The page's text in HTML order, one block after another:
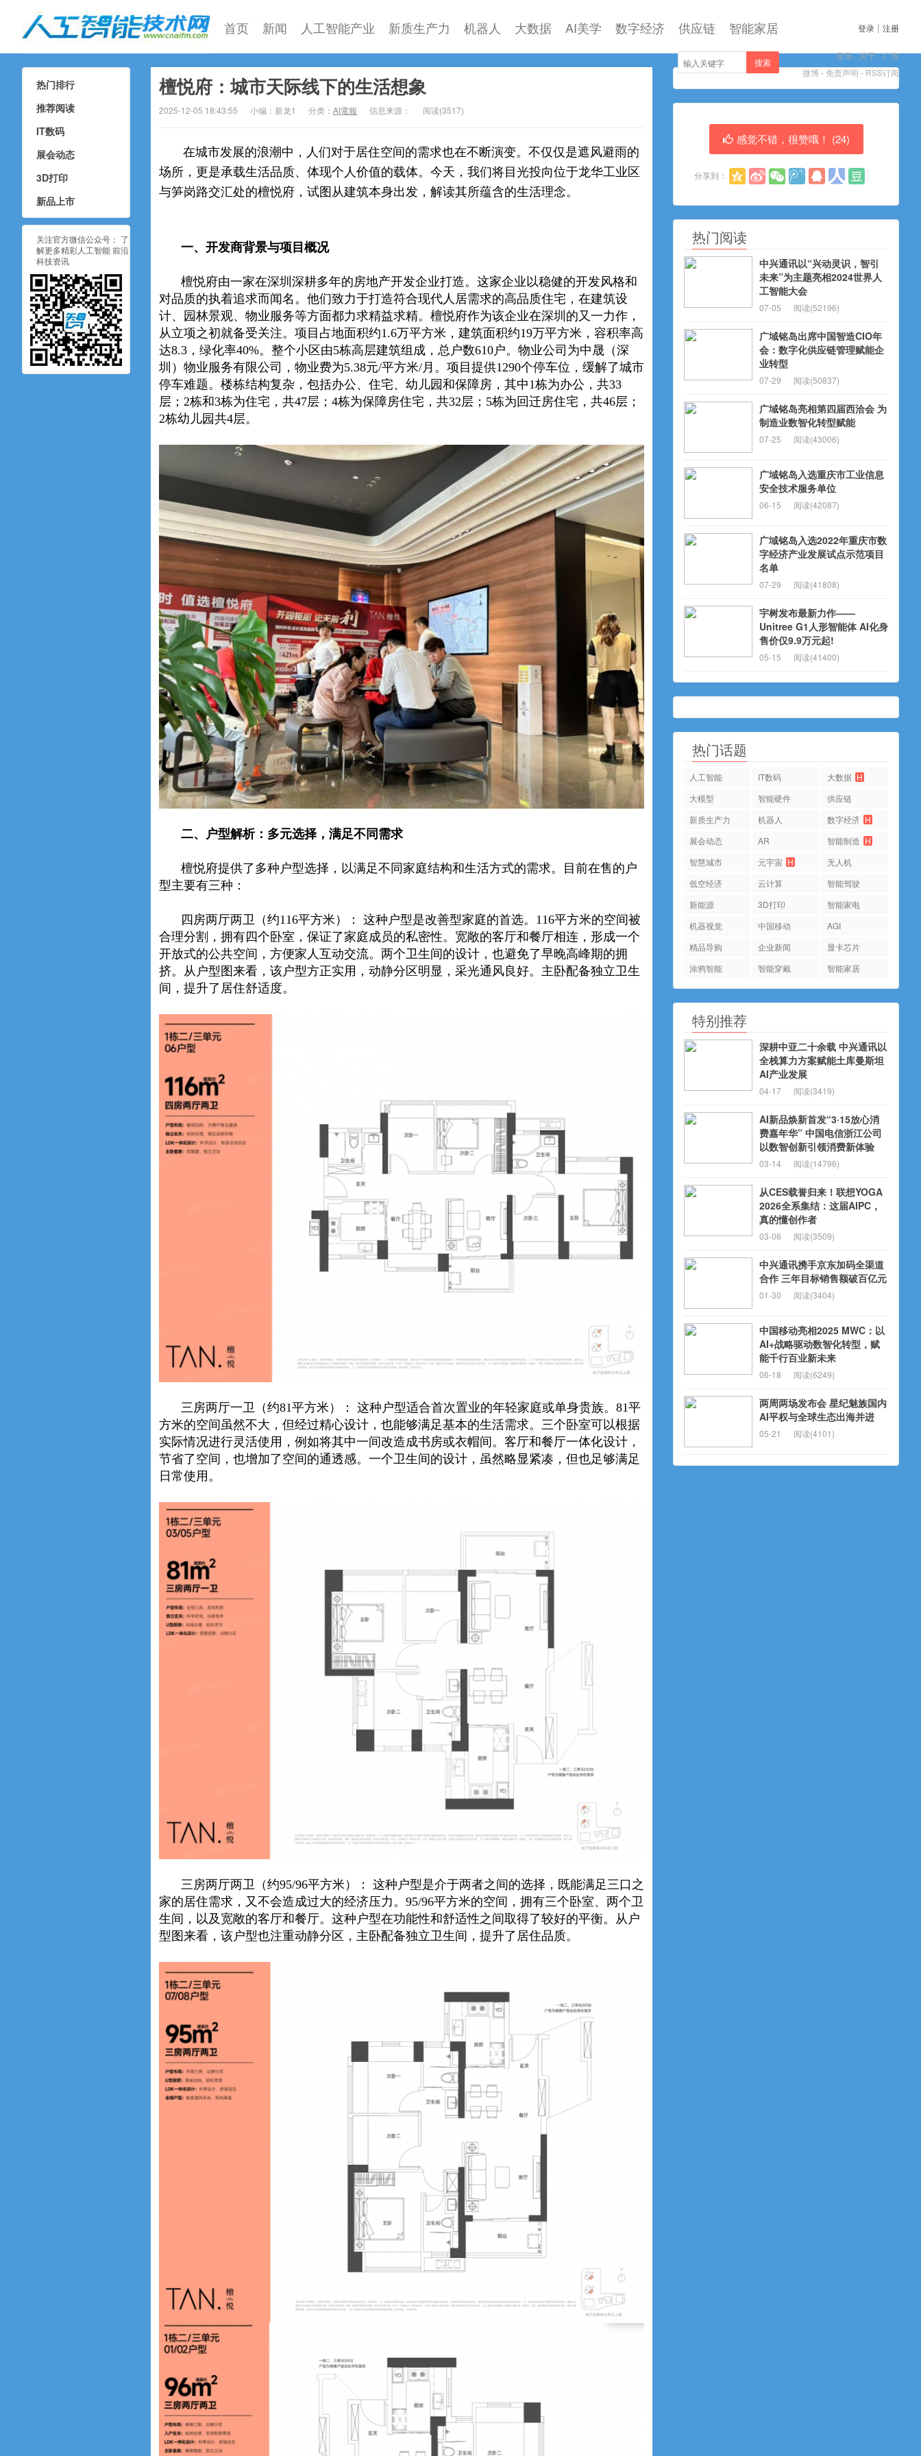
人工智能技术网
首页 新闻 人工智能产业 新质生产力 机器人 大数据 AI美学 数字经济 供应链 智能家居 登录 | 注册
音乐-关于-广告
微博 - 免责声明 - RSS订阅
搜索
檀悦府：城市天际线下的生活想象
2025-12-05 18:43:55 小编：新龙1 分类： AI電報 信息来源： 阅读(3517)
在城市发展的浪潮中，人们对于居住空间的需求也在不断演变。不仅仅是遮风避雨的
场所，更是承载生活品质、体现个人价值的载体。今天，我们将目光投向位于龙华工业区
与笋岗路交汇处的檀悦府，试图从建筑本身出发，解读其所蕴含的生活理念。
一、开发商背景与项目概况
檀悦府由一家在深圳深耕多年的房地产开发企业打造。这家企业以稳健的开发风格和
对品质的执着追求而闻名。他们致力于打造符合现代人居需求的高品质住宅，在建筑设
计、园林景观、物业服务等方面都力求精益求精。檀悦府作为该企业在深圳的又一力作，
从立项之初就备受关注。项目占地面积约1.6万平方米，建筑面积约19万平方米，容积率高
达8.3，绿化率40%。整个小区由5栋高层建筑组成，总户数610户。物业公司为中晟（深
圳）物业服务有限公司，物业费为5.38元/平方米/月。项目提供1290个停车位，缓解了城市
停车难题。楼栋结构复杂，包括办公、住宅、幼儿园和保障房，其中1栋为办公，共33
层；2栋和3栋为住宅，共47层；4栋为保障房住宅，共32层；5栋为回迁房住宅，共46层；
2栋幼儿园共4层。
二、户型解析：多元选择，满足不同需求
檀悦府提供了多种户型选择，以满足不同家庭结构和生活方式的需求。目前在售的户
型主要有三种：
四房两厅两卫（约116平方米）： 这种户型是改善型家庭的首选。116平方米的空间被
合理分割，拥有四个卧室，保证了家庭成员的私密性。宽敞的客厅和餐厅相连，形成一个
开放式的公共空间，方便家人互动交流。两个卫生间的设计，也避免了早晚高峰期的拥
挤。从户型图来看，该户型方正实用，动静分区明显，采光通风良好。主卧配备独立卫生
间，提升了居住舒适度。
三房两厅一卫（约81平方米）： 这种户型适合首次置业的年轻家庭或单身贵族。81平
方米的空间虽然不大，但经过精心设计，也能够满足基本的生活需求。三个卧室可以根据
实际情况进行灵活使用，例如将其中一间改造成书房或衣帽间。客厅和餐厅一体化设计，
节省了空间，也增加了空间的通透感。一个卫生间的设计，虽然略显紧凑，但也足够满足
日常使用。
三房两厅两卫（约95/96平方米）： 这种户型是介于两者之间的选择，既能满足三口之
家的居住需求，又不会造成过大的经济压力。95/96平方米的空间，拥有三个卧室、两个卫
生间，以及宽敞的客厅和餐厅。这种户型在功能性和舒适性之间取得了较好的平衡。从户
型图来看，该户型也注重动静分区，主卧配备独立卫生间，提升了居住品质。
热门排行
推荐阅读
IT数码
展会动态
3D打印
新品上市
关注官方微信公众号： 了
解更多精彩人工智能 前沿
科技资讯
感觉不错，很赞哦！ (24)
分享到：
热门阅读
中兴通讯以“兴动灵识，智引
未来”为主题亮相2024世界人
工智能大会
07-05 阅读(52196)
广域铭岛出席中国智造CIO年
会：数字化供应链管理赋能企
业转型
07-29 阅读(50837)
广域铭岛亮相第四届西洽会 为
制造业数智化转型赋能
07-25 阅读(43006)
广域铭岛入选重庆市工业信息
安全技术服务单位
06-15 阅读(42087)
广域铭岛入选2022年重庆市数
字经济产业发展试点示范项目
名单
07-29 阅读(41808)
宇树发布最新力作——
Unitree G1人形智能体 AI化身
售价仅9.9万元起!
05-15 阅读(41400)
热门话题
人工智能 IT数码 大数据 H
大模型
智能硬件
供应链
新质生产力
机器人 数字经济 H
展会动态
AR 智能制造 H
智慧城市
元宇宙 H
无人机
低空经济
云计算
智能驾驶
新能源
3D打印
智能家电
机器视觉
中国移动
AGI
精品导购
企业新闻
显卡芯片
涂鸦智能
智能穿戴 智能家居
特别推荐
深耕中亚二十余载 中兴通讯以
全栈算力方案赋能土库曼斯坦
AI产业发展
04-17 阅读(3419)
AI新品焕新首发“3·15放心消
费嘉年华” 中国电信浙江公司
以数智创新引领消费新体验
03-14 阅读(14796)
从CES载誉归来！联想YOGA
2026全系集结：这届AIPC，
真的懂创作者
03-06 阅读(3509)
中兴通讯携手京东加码全渠道
合作 三年目标销售额破百亿元
01-30 阅读(3404)
中国移动亮相2025 MWC：以
AI+战略驱动数智化转型，赋
能千行百业新未来
06-18 阅读(6249)
两周两场发布会 星纪魅族国内
AI平权与全球生态出海并进
05-21 阅读(4101)